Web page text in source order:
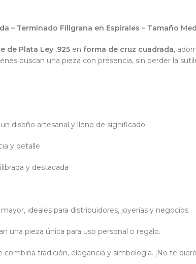
– Terminado Filigrana en Espirales – Tamaño
de Plata Ley .925 en forma de cruz cuadrada,
buscan una pieza con presencia, sin perder la
diseño artesanal y lleno de significado
y detalle
y destacada
ideales para distribuidores, joyerías y negocios.
una pieza única para uso personal o regalo.
tradición, elegancia y simbología. ¡No te